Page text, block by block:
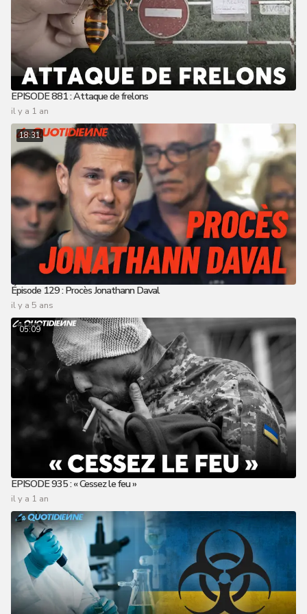
EPISODE 881 : Attaque de frelons
il y a 1 an
18:31
Épisode 129 : Procès Jonathann Daval
il y a 5 ans
05:09
EPISODE 935 : « Cessez le feu »
il y a 1 an